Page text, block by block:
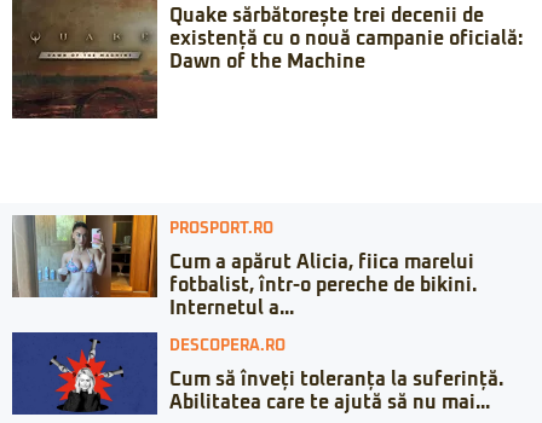
Quake sărbătorește trei decenii de
existență cu o nouă campanie oficială:
Dawn of the Machine
PROSPORT.RO
Cum a apărut Alicia, fiica marelui
fotbalist, într-o pereche de bikini.
Internetul a...
DESCOPERA.RO
Cum să înveți toleranța la suferință.
Abilitatea care te ajută să nu mai...